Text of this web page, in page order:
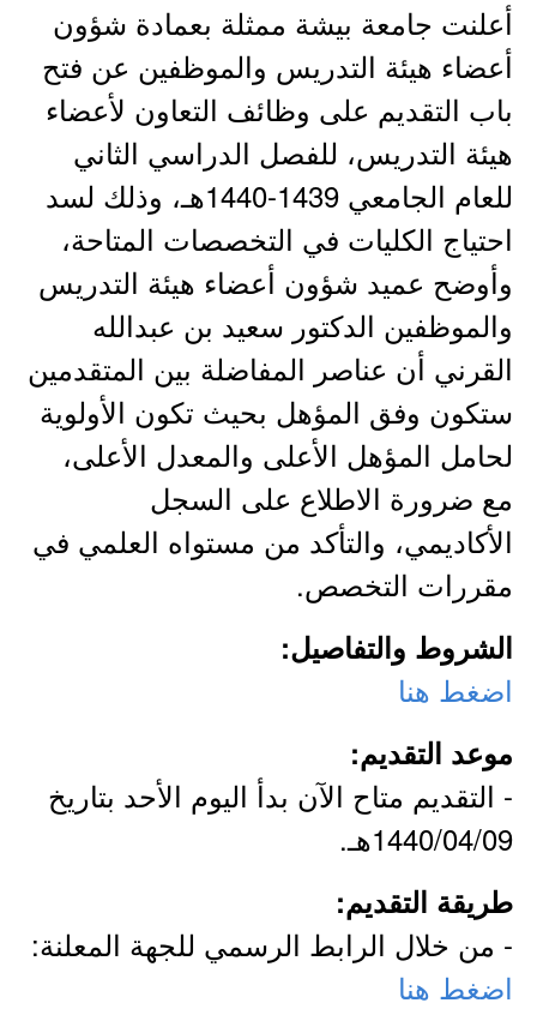
أعلنت جامعة بيشة ممثلة بعمادة شؤون
أعضاء هيئة التدريس والموظفين عن فتح
باب التقديم على وظائف التعاون لأعضاء
هيئة التدريس، للفصل الدراسي الثاني
للعام الجامعي 1439-1440هـ، وذلك لسد
احتياج الكليات في التخصصات المتاحة،
وأوضح عميد شؤون أعضاء هيئة التدريس
والموظفين الدكتور سعيد بن عبدالله
القرني أن عناصر المفاضلة بين المتقدمين
ستكون وفق المؤهل بحيث تكون الأولوية
لحامل المؤهل الأعلى والمعدل الأعلى،
مع ضرورة الاطلاع على السجل
الأكاديمي، والتأكد من مستواه العلمي في
مقررات التخصص.
الشروط والتفاصيل:
اضغط هنا
موعد التقديم:
- التقديم متاح الآن بدأ اليوم الأحد بتاريخ
1440/04/09هـ.
طريقة التقديم:
- من خلال الرابط الرسمي للجهة المعلنة:
اضغط هنا